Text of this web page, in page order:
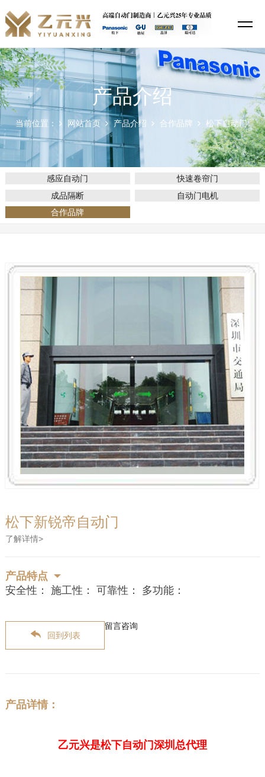
产品介绍
当前位置： 网站首页 产品介绍 合作品牌 松下自动门
感应自动门
快速卷帘门
成品隔断
自动门电机
合作品牌
松下新锐帝自动门
了解详情>
产品特点
安全性： 施工性： 可靠性： 多功能：
回到列表
留言咨询
产品详情：
乙元兴是松下自动门深圳总代理